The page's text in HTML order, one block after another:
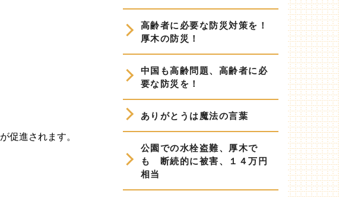
が促進されます。
高齢者に必要な防災対策を！
厚木の防災！
中国も高齢問題、高齢者に必
要な防災を！
ありがとうは魔法の言葉
公園での水栓盗難、厚木で
も 断続的に被害、１４万円
相当